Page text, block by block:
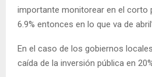
importante monitorear en el corto
6.9% entonces en lo que va de
En el caso de los gobiernos
caída de la inversión pública en